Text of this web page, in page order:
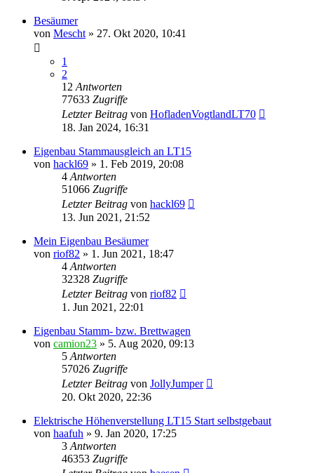
Besäumer
von Mescht » 27. Okt 2020, 10:41
1
2
12 Antworten
77633 Zugriffe
Letzter Beitrag von HofladenVogtlandLT70
18. Jan 2024, 16:31
Eigenbau Stammausgleich an LT15
von hackl69 » 1. Feb 2019, 20:08
4 Antworten
51066 Zugriffe
Letzter Beitrag von hackl69
13. Jun 2021, 21:52
Mein Eigenbau Besäumer
von riof82 » 1. Jun 2021, 18:47
4 Antworten
32328 Zugriffe
Letzter Beitrag von riof82
1. Jun 2021, 22:01
Eigenbau Stamm- bzw. Brettwagen
von camion23 » 5. Aug 2020, 09:13
5 Antworten
57026 Zugriffe
Letzter Beitrag von JollyJumper
20. Okt 2020, 22:36
Elektrische Höhenverstellung LT15 Start selbstgebaut
von haafuh » 9. Jan 2020, 17:25
3 Antworten
46353 Zugriffe